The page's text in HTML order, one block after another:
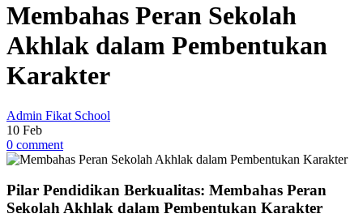
Membahas Peran Sekolah
Akhlak dalam Pembentukan
Karakter
Admin Fikat School
10 Feb
0 comment
Pilar Pendidikan Berkualitas: Membahas Peran
Sekolah Akhlak dalam Pembentukan Karakter